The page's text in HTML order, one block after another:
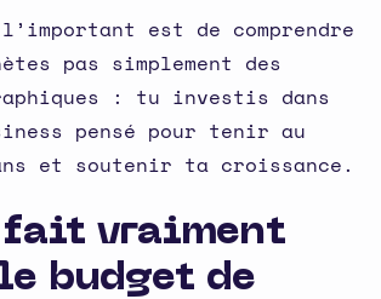
est de comprendre
pas simplement des
: tu investis dans
pensé pour tenir au
et soutenir ta croissance.
fait vraiment
budget de